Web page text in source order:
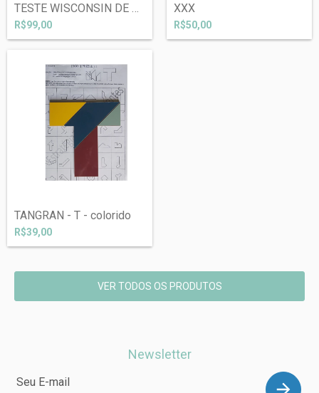
TESTE WISCONSIN DE CARTAS
R$99,00
XXX
R$50,00
TANGRAN - T - colorido
R$39,00
VER TODOS OS PRODUTOS
Newsletter